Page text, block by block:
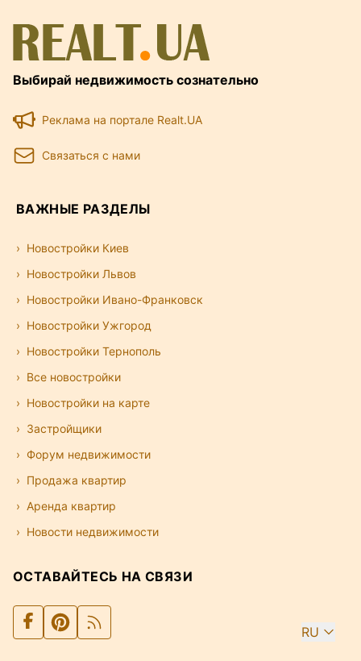
Выбирай недвижимость сознательно
Реклама на портале Realt.UA
Связаться с нами
ВАЖНЫЕ РАЗДЕЛЫ
Новостройки Киев
Новостройки Львов
Новостройки Ивано-Франковск
Новостройки Ужгород
Новостройки Тернополь
Все новостройки
Новостройки на карте
Застройщики
Форум недвижимости
Продажа квартир
Аренда квартир
Новости недвижимости
ОСТАВАЙТЕСЬ НА СВЯЗИ
RU